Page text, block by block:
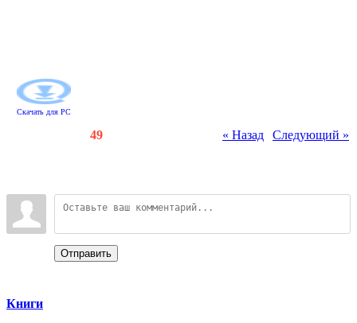
Скачать для PC
« Назад Следующий »
49
Отправить
Книги